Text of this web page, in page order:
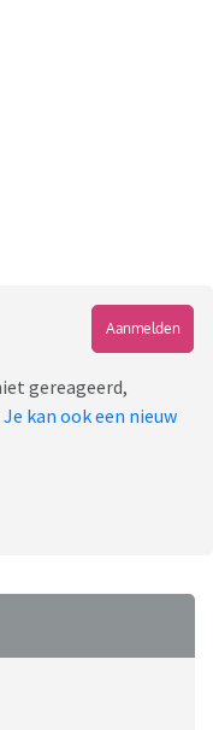
Aanmelden
gereageerd,
Je kan ook een nieuw